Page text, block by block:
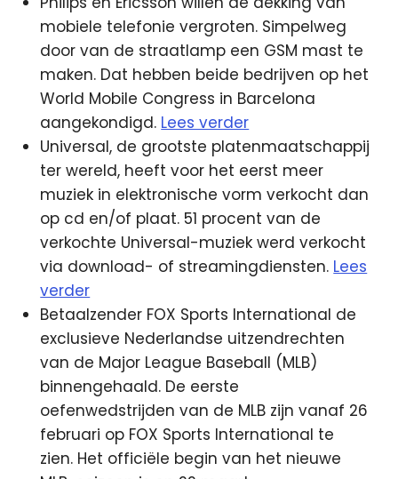
mobiele telefonie vergroten. Simpelweg
door van de straatlamp een GSM mast te
maken. Dat hebben beide bedrijven op het
World Mobile Congress in Barcelona
aangekondigd. Lees verder
Universal, de grootste platenmaatschappij
ter wereld, heeft voor het eerst meer
muziek in elektronische vorm verkocht dan
op cd en/of plaat. 51 procent van de
verkochte Universal-muziek werd verkocht
via download- of streamingdiensten. Lees
verder
Betaalzender FOX Sports International de
exclusieve Nederlandse uitzendrechten
van de Major League Baseball (MLB)
binnengehaald. De eerste
oefenwedstrijden van de MLB zijn vanaf 26
februari op FOX Sports International te
zien. Het officiële begin van het nieuwe